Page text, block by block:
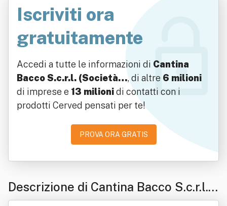
Iscriviti ora
gratuitamente
Accedi a tutte le informazioni di Cantina
Bacco S.c.r.l. (Società…, di altre 6 milioni
di imprese e 13 milionidi contatti con i
prodotti Cerved pensati per te!
PROVA ORA GRATIS
Descrizione di Cantina Bacco S.c.r.l.